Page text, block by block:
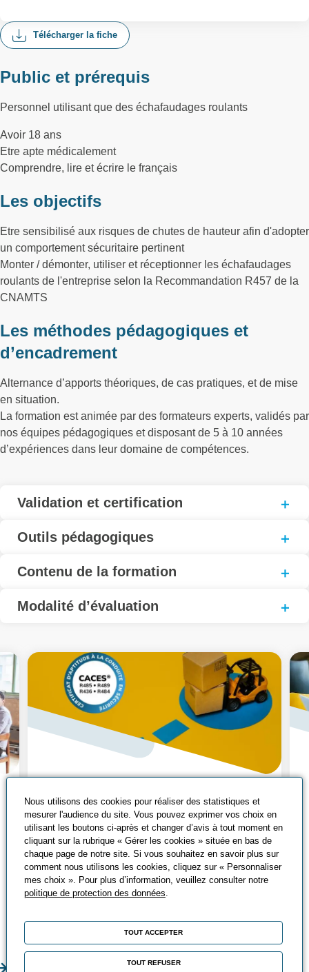
Télécharger la fiche
Public et prérequis
Personnel utilisant que des échafaudages roulants
Avoir 18 ans
Etre apte médicalement
Comprendre, lire et écrire le français
Les objectifs
Etre sensibilisé aux risques de chutes de hauteur afin d'adopter
un comportement sécuritaire pertinent
Monter / démonter, utiliser et réceptionner les échafaudages
roulants de l'entreprise selon la Recommandation R457 de la
CNAMTS
Les méthodes pédagogiques et
d’encadrement
Alternance d’apports théoriques, de cas pratiques, et de mise
en situation.
La formation est animée par des formateurs experts, validés par
nos équipes pédagogiques et disposant de 5 à 10 années
d’expériences dans leur domaine de compétences.
Validation et certification
Outils pédagogiques
Contenu de la formation
Modalité d’évaluation
Tout savoir sur le
CACES®
Qu’est-ce que le CACES® ? Découvrez
les différents CACES®, leurs avantages
et comment les passer ?
à vos besoins !
Nous utilisons des cookies pour réaliser des statistiques et
mesurer l'audience du site. Vous pouvez exprimer vos choix en
utilisant les boutons ci-après et changer d’avis à tout moment en
cliquant sur la rubrique « Gérer les cookies » située en bas de
chaque page de notre site. Si vous souhaitez en savoir plus sur
comment nous utilisons les cookies, cliquez sur « Personnaliser
mes choix ». Pour plus d’information, veuillez consulter notre
politique de protection des données
TOUT ACCEPTER
TOUT REFUSER